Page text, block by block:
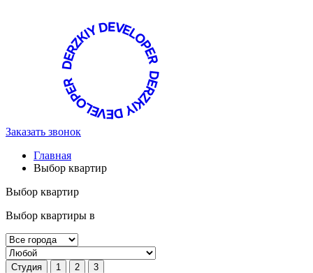
Заказать звонок
Главная
Выбор квартир
Выбор квартир
Выбор квартиры в
Студия 1 2 3